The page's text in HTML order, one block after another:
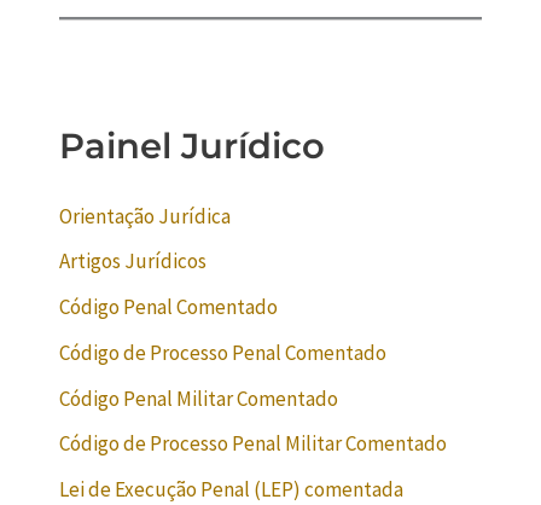
Painel Jurídico
Orientação Jurídica
Artigos Jurídicos
Código Penal Comentado
Código de Processo Penal Comentado
Código Penal Militar Comentado
Código de Processo Penal Militar Comentado
Lei de Execução Penal (LEP) comentada